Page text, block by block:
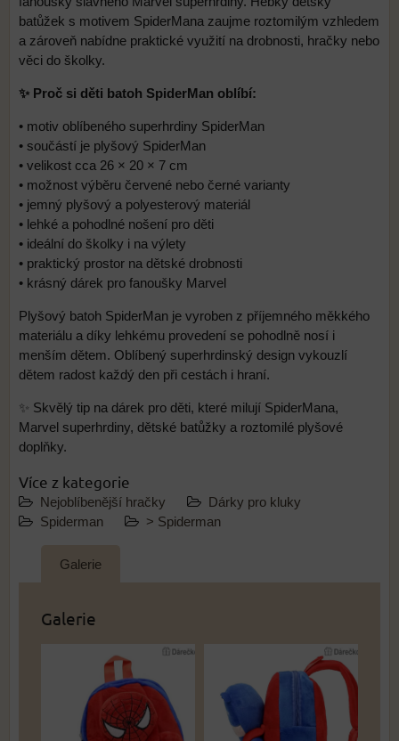
batůžek s motivem SpiderMana zaujme roztomilým vzhledem
a zároveň nabídne praktické využití na drobnosti, hračky nebo
věci do školky.
✨ Proč si děti batoh SpiderMan oblíbí:
• motiv oblíbeného superhrdiny SpiderMan
• součástí je plyšový SpiderMan
• velikost cca 26 × 20 × 7 cm
• možnost výběru červené nebo černé varianty
• jemný plyšový a polyesterový materiál
• lehké a pohodlné nošení pro děti
• ideální do školky i na výlety
• praktický prostor na dětské drobnosti
• krásný dárek pro fanoušky Marvel
Plyšový batoh SpiderMan je vyroben z příjemného měkkého
materiálu a díky lehkému provedení se pohodlně nosí i
menším dětem. Oblíbený superhrdinský design vykouzlí
dětem radost každý den při cestách i hraní.
✨ Skvělý tip na dárek pro děti, které milují SpiderMana,
Marvel superhrdiny, dětské batůžky a roztomilé plyšové
doplňky.
Více z kategorie
Nejoblíbenější hračky
Dárky pro kluky
Spiderman
> Spiderman
Galerie
Galerie